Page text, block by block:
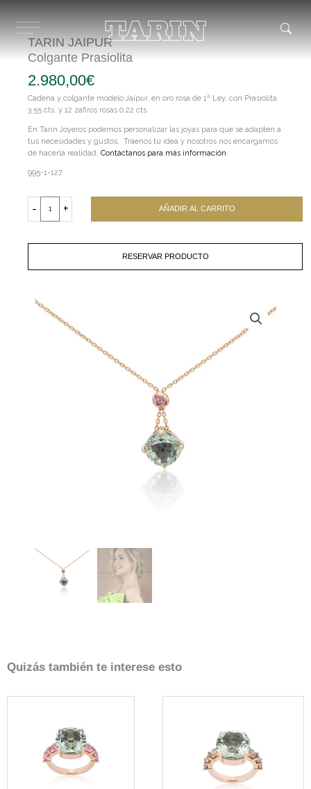
contenido
TARIN JAIPUR
Colgante Prasiolita
2.980,00€
Cadena y colgante modelo Jaipur, en oro rosa de 1ª Ley, con Prasiolita
3.55 cts. y 12 zafiros rosas 0.22 cts.
En Tarín Joyeros podemos personalizar las joyas para que se adapten a
tus necesidades y gustos. Tráenos tu idea y nosotros nos encargamos
de hacerla realidad. Contáctanos para más información.
995-1-127
-
JAIPUR
+ AÑADIR AL CARRITO
RESERVAR PRODUCTO
Quizás también te interese esto